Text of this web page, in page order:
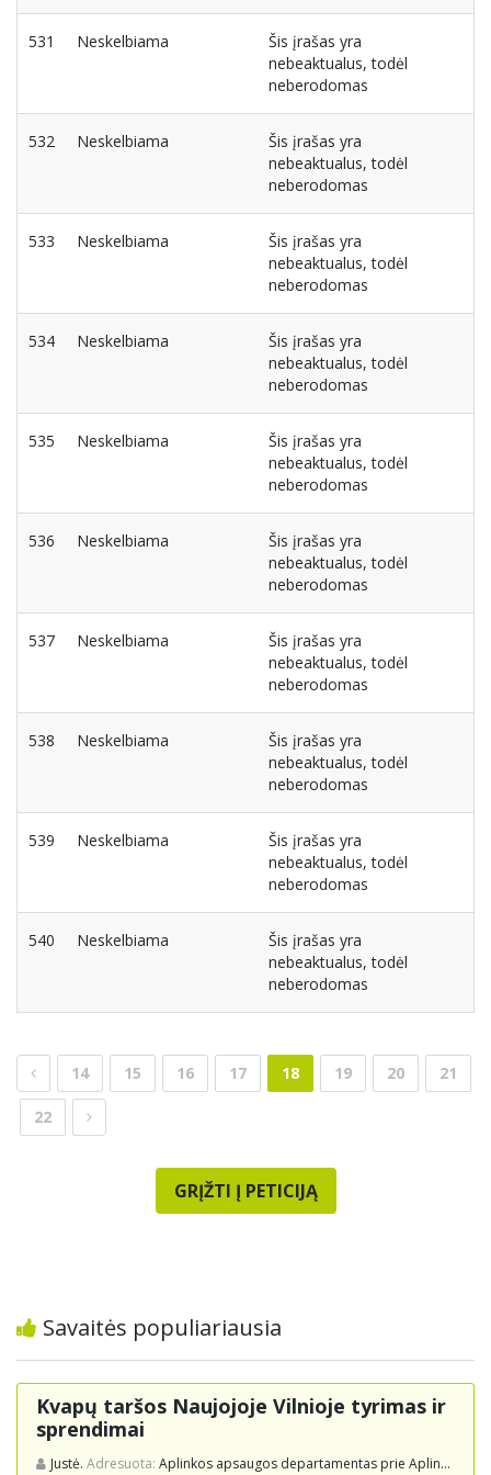
531 Neskelbiama
Šis įrašas yra
nebeaktualus, todėl
neberodomas
532 Neskelbiama
Šis įrašas yra
nebeaktualus, todėl
neberodomas
533 Neskelbiama
Šis įrašas yra
nebeaktualus, todėl
neberodomas
534 Neskelbiama
Šis įrašas yra
nebeaktualus, todėl
neberodomas
535 Neskelbiama
Šis įrašas yra
nebeaktualus, todėl
neberodomas
536 Neskelbiama
Šis įrašas yra
nebeaktualus, todėl
neberodomas
537 Neskelbiama
Šis įrašas yra
nebeaktualus, todėl
neberodomas
538 Neskelbiama
Šis įrašas yra
nebeaktualus, todėl
neberodomas
539 Neskelbiama
Šis įrašas yra
nebeaktualus, todėl
neberodomas
540 Neskelbiama
Šis įrašas yra
nebeaktualus, todėl
neberodomas
14 15 16 17 18 19 20 21
22
GRĮŽTI Į PETICIJĄ
Savaitės populiariausia
Kvapų taršos Naujojoje Vilnioje tyrimas ir
sprendimai
Justė. Adresuota: Aplinkos apsaugos departamentas prie Aplinkos ministerijos